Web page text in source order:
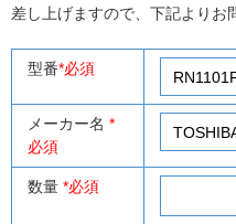
差し上げますので、下記よりお
型番*必須
メーカー名 *
必須
数量 *必須